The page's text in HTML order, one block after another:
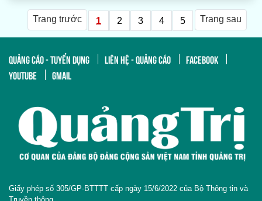
Trang trước 1 2 3 4 5 Trang sau
QUẢNG CÁO - TUYỂN DỤNG LIÊN HỆ - QUẢNG CÁO
FACEBOOK
YOUTUBE
GMAIL
Giấy phép số 305/GP-BTTTT cấp ngày 15/6/2022 của Bộ Thông tin và